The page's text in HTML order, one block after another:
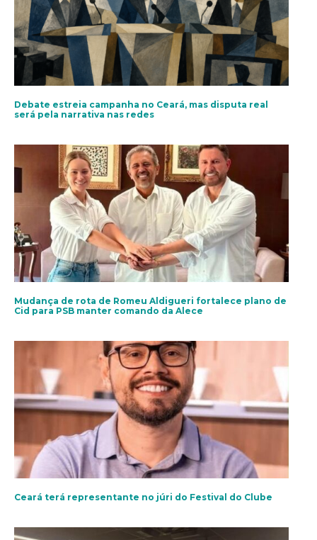
Debate estreia campanha no Ceará, mas disputa real
será pela narrativa nas redes
Mudança de rota de Romeu Aldigueri fortalece plano de
Cid para PSB manter comando da Alece
Ceará terá representante no júri do Festival do Clube